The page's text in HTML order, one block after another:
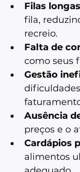
Filas longas
fila,
recreio.
Falta de
como seus
Gestão
Ausência
preços e o
Cardápios
alimentos